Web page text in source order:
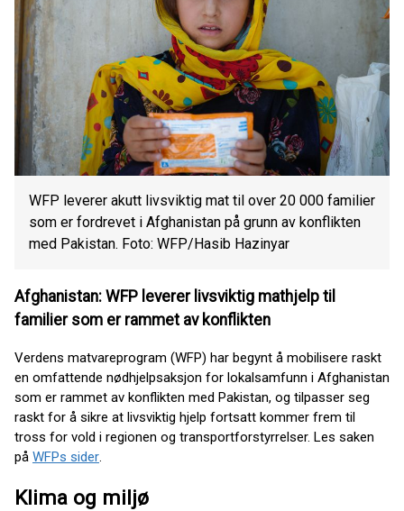
WFP leverer akutt livsviktig mat til over 20 000 familier
som er fordrevet i Afghanistan på grunn av konflikten
med Pakistan. Foto: WFP/Hasib Hazinyar
Afghanistan: WFP leverer livsviktig mathjelp til
familier som er rammet av konflikten
Verdens matvareprogram (WFP) har begynt å mobilisere raskt
en omfattende nødhjelpsaksjon for lokalsamfunn i Afghanistan
som er rammet av konflikten med Pakistan, og tilpasser seg
raskt for å sikre at livsviktig hjelp fortsatt kommer frem til
tross for vold i regionen og transportforstyrrelser. Les saken
på WFPs sider.
Klima og miljø